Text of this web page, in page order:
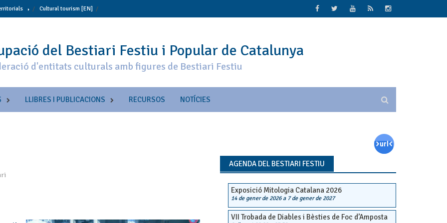
Cultural tourism [EN]
del Bestiari Festiu i Popular de Catalunya
d'entitats culturals amb figures de Bestiari Festiu
LLIBRES I PUBLICACIONS RECURSOS NOTÍCIES
AGENDA DEL BESTIARI FESTIU
Exposició Mitologia Catalana 2026
14 de gener de 2026a 7 de gener de 2027
VII Trobada de Diables i Bèsties de Foc d’Amposta